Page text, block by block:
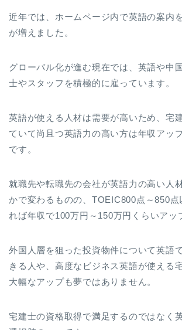
近年では、ホームページ内で英語の案内
が増えました。
グローバル化が進む現在では、英語や中
士やスタッフを積極的に雇っています。
英語が使える人材は需要が高いため、宅
ていて尚且つ英語力の高い方は年収アッ
です。
就職先や転職先の会社が英語力の高い人
かで変わるものの、TOEIC800点～850点
れば年収で100万円～150万円くらいアッ
外国人層を狙った投資物件について英語
きる人や、高度なビジネス英語が使える
大幅なアップも夢ではありません。
宅建士の資格取得で満足するのではなく